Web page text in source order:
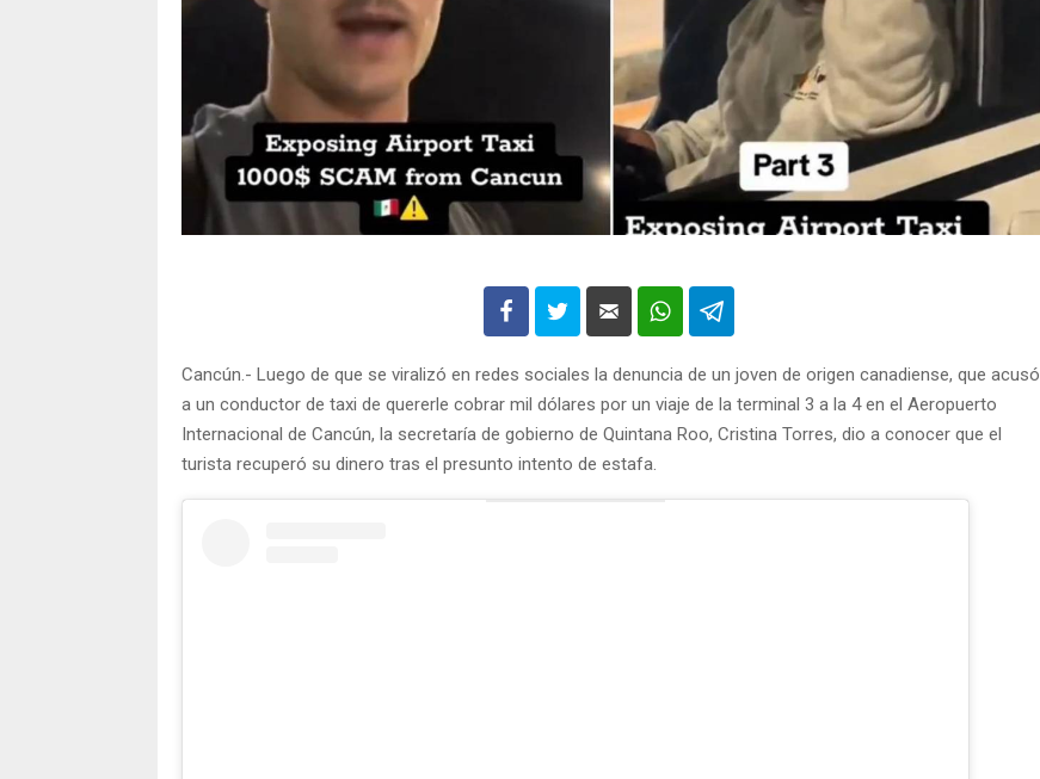
Cancún.- Luego de que se viralizó en redes sociales la denuncia de un joven de origen canadiense, que acusó
a un conductor de taxi de quererle cobrar mil dólares por un viaje de la terminal 3 a la 4 en el Aeropuerto
Internacional de Cancún, la secretaría de gobierno de Quintana Roo, Cristina Torres, dio a conocer que el
turista recuperó su dinero tras el presunto intento de estafa.